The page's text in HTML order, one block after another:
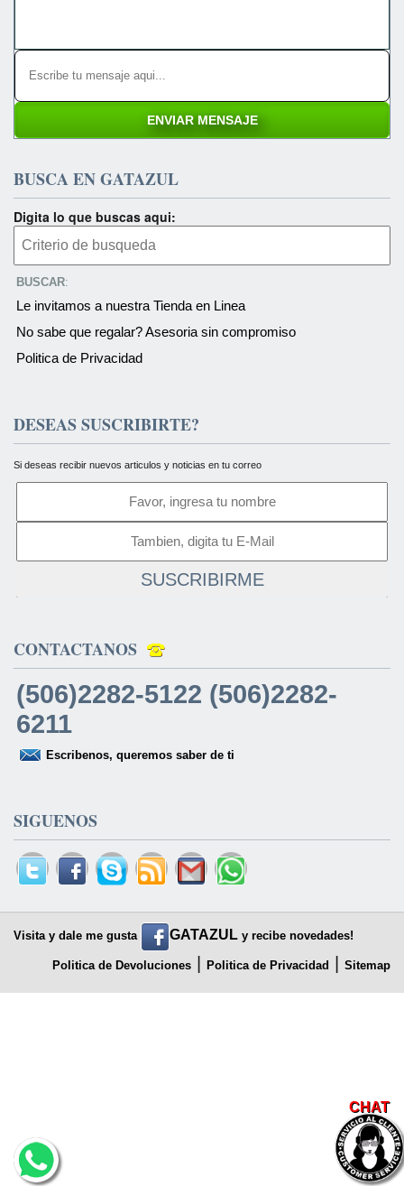
CHAT
BUSCA EN GATAZUL
Digita lo que buscas aqui:
BUSCAR:
Le invitamos a nuestra Tienda en Linea
No sabe que regalar? Asesoria sin compromiso
Politica de Privacidad
DESEAS SUSCRIBIRTE?
Si deseas recibir nuevos articulos y noticias en tu correo
SUSCRIBIRME
CONTACTANOS
(506)2282-5122 (506)2282-
6211
Escribenos, queremos saber de ti
SIGUENOS
Visita y dale me gusta GATAZUL y recibe novedades!
Politica de Devoluciones Politica de Privacidad Sitemap